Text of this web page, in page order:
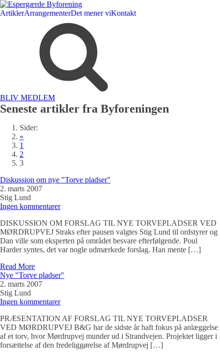
ArtiklerArrangementerDet mener viKontakt
BLIV MEDLEM
Seneste artikler fra Byforeningen
Sider:
«
1
2
3
Diskussion om nye "Torve pladser"
2. marts 2007
Stig Lund
Ingen kommentarer
DISKUSSION OM FORSLAG TIL NYE TORVEPLADSER VED
MØRDRUPVEJ Straks efter pausen valgtes Stig Lund til ordstyrer og
Dan ville som eksperten på området besvare efterfølgende. Poul
Harder syntes, det var nogle udmærkede forslag. Han mente […]
Read More
Nye "Torve pladser"
2. marts 2007
Stig Lund
Ingen kommentarer
PRÆSENTATION AF FORSLAG TIL NYE TORVEPLADSER
VED MØRDRUPVEJ B&G har de sidste år haft fokus på anlæggelse
af et torv, hvor Mørdrupvej munder ud i Strandvejen. Projektet ligger i
forsættelse af den fredeliggørelse af Mørdrupvej […]